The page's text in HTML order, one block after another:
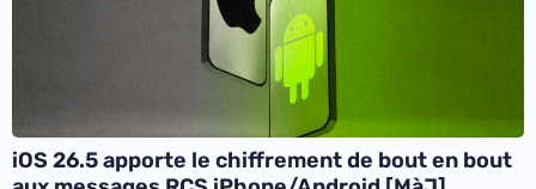
iOS 26.5 apporte le chiffrement de bout en bout